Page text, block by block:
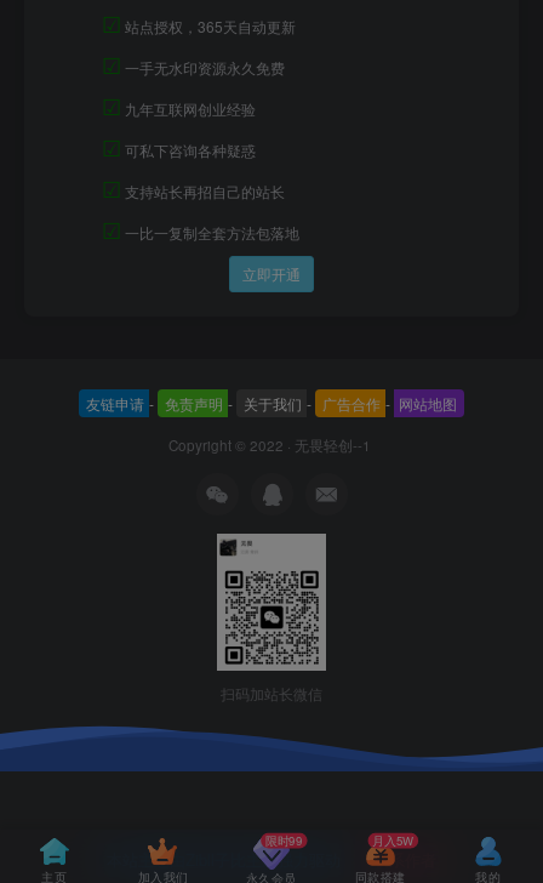
☑ 站点授权，365天自动更新
☑ 一手无水印资源永久免费
☑ 九年互联网创业经验
☑ 可私下咨询各种疑惑
☑ 支持站长再招自己的站长
☑ 一比一复制全套方法包落地
立即开通
友链申请 - 免责声明 - 关于我们 - 广告合作 - 网站地图
Copyright © 2022 · 无畏轻创--1
扫码加站长微信
主页 加入我们 永久会员
限时99
同款搭建
月入5W
我的
本站主题由Zibll子比主题强力驱动 联系作者